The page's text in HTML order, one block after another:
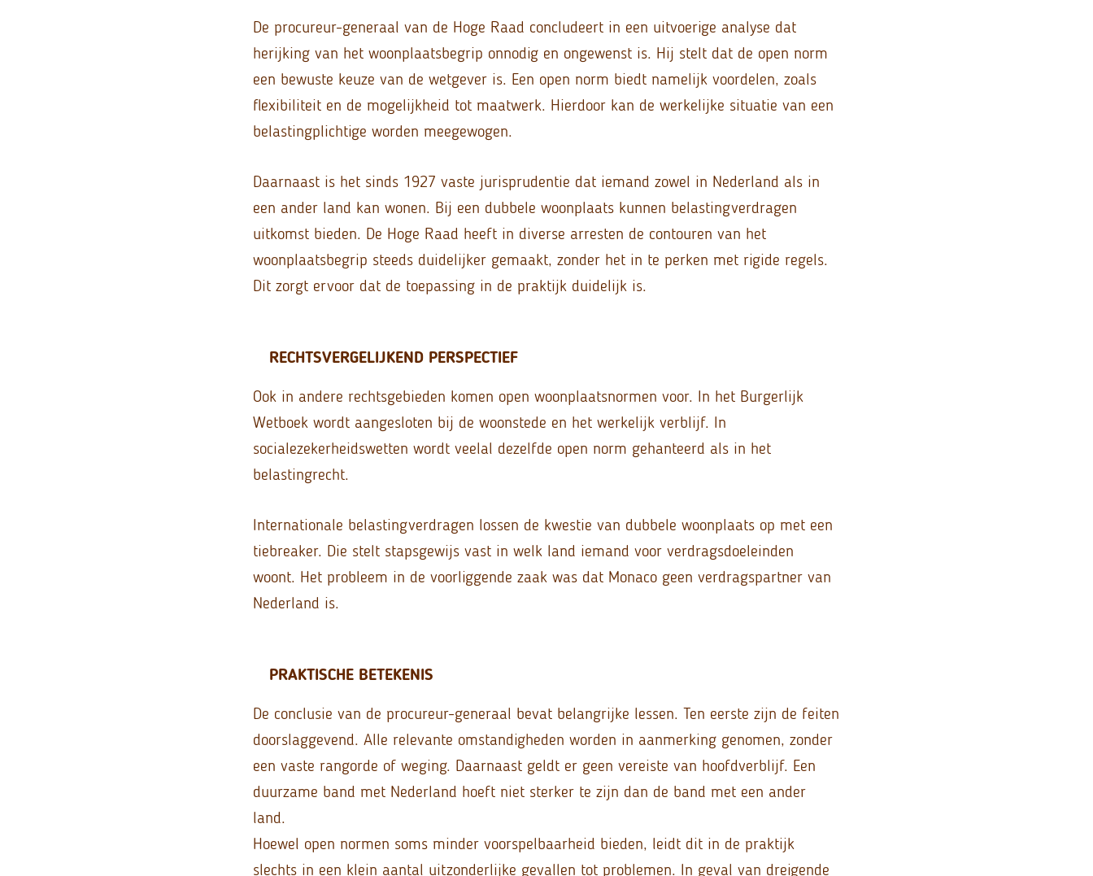
De procureur-generaal van de Hoge Raad concludeert in een uitvoerige analyse dat
herijking van het woonplaatsbegrip onnodig en ongewenst is. Hij stelt dat de open norm
een bewuste keuze van de wetgever is. Een open norm biedt namelijk voordelen, zoals
flexibiliteit en de mogelijkheid tot maatwerk. Hierdoor kan de werkelijke situatie van een
belastingplichtige worden meegewogen.
Daarnaast is het sinds 1927 vaste jurisprudentie dat iemand zowel in Nederland als in
een ander land kan wonen. Bij een dubbele woonplaats kunnen belastingverdragen
uitkomst bieden. De Hoge Raad heeft in diverse arresten de contouren van het
woonplaatsbegrip steeds duidelijker gemaakt, zonder het in te perken met rigide regels.
Dit zorgt ervoor dat de toepassing in de praktijk duidelijk is.
RECHTSVERGELIJKEND PERSPECTIEF
Ook in andere rechtsgebieden komen open woonplaatsnormen voor. In het Burgerlijk
Wetboek wordt aangesloten bij de woonstede en het werkelijk verblijf. In
socialezekerheidswetten wordt veelal dezelfde open norm gehanteerd als in het
belastingrecht.
Internationale belastingverdragen lossen de kwestie van dubbele woonplaats op met een
tiebreaker. Die stelt stapsgewijs vast in welk land iemand voor verdragsdoeleinden
woont. Het probleem in de voorliggende zaak was dat Monaco geen verdragspartner van
Nederland is.
PRAKTISCHE BETEKENIS
De conclusie van de procureur-generaal bevat belangrijke lessen. Ten eerste zijn de feiten
doorslaggevend. Alle relevante omstandigheden worden in aanmerking genomen, zonder
een vaste rangorde of weging. Daarnaast geldt er geen vereiste van hoofdverblijf. Een
duurzame band met Nederland hoeft niet sterker te zijn dan de band met een ander
land.
Hoewel open normen soms minder voorspelbaarheid bieden, leidt dit in de praktijk
slechts in een klein aantal uitzonderlijke gevallen tot problemen. In geval van dreigende